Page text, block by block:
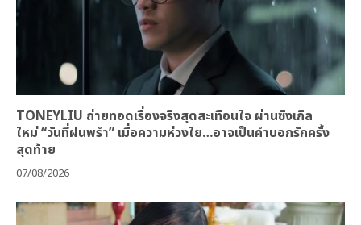
TONEYLIU ถ่ายทอดเรื่องจริงสุดสะเทือนใจ ผ่านซิงเกิล
ใหม่ “วันที่ฝนพรำ” เมื่อความห่วงใย…อาจเป็นคำบอกรักครั้ง
สุดท้าย
07/08/2026